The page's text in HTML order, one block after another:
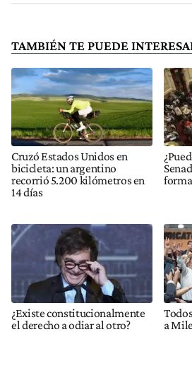
TAMBIÉN TE PUEDE
Cruzó Estados Unidos en
bicicleta: un argentino
recorrió 5.200 kilómetros en
14 días
¿Existe constitucionalmente
el derecho a odiar al otro?
a